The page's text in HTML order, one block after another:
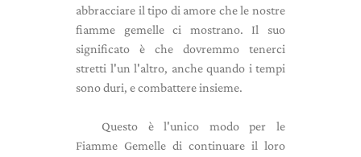
abbracciare il tipo di amore che le nostre
fiamme gemelle ci mostrano. Il suo
significato è che dovremmo tenerci
stretti l'un l'altro, anche quando i tempi
sono duri, e combattere insieme.
Questo è l'unico modo per le
Fiamme Gemelle di continuare il loro